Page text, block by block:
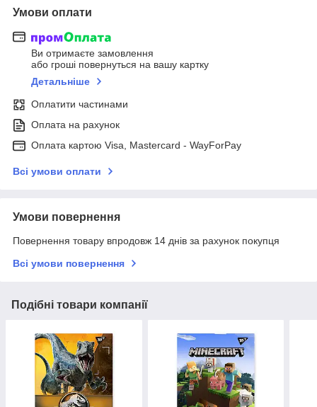
Умови оплати
Ви отримаєте замовлення
або гроші повернуться на вашу картку
Детальніше
Оплатити частинами
Оплата на рахунок
Оплата картою Visa, Mastercard - WayForPay
Всі умови оплати
Умови повернення
Повернення товару впродовж 14 днів за рахунок покупця
Всі умови повернення
Подібні товари компанії